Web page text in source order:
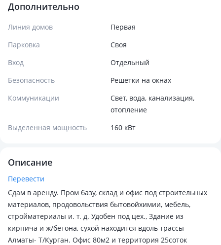
Дополнительно
Линия домов
Первая
Парковка
Своя
Вход
Отдельный
Безопасность
Решетки на окнах
Коммуникации
Свет, вода, канализация,
отопление
Выделенная мощность
160 кВт
Описание
Перевести
Сдам в аренду. Пром базу, склад и офис под строительных
материалов, продовольствия бытовойхимии, мебель,
стройматериалы и. т. д. Удобен под цех., Здание из
кирпича и ж/бетона, сухой находится вдоль трассы
Алматы- Т/Курган. Офис 80м2 и территория 25соток